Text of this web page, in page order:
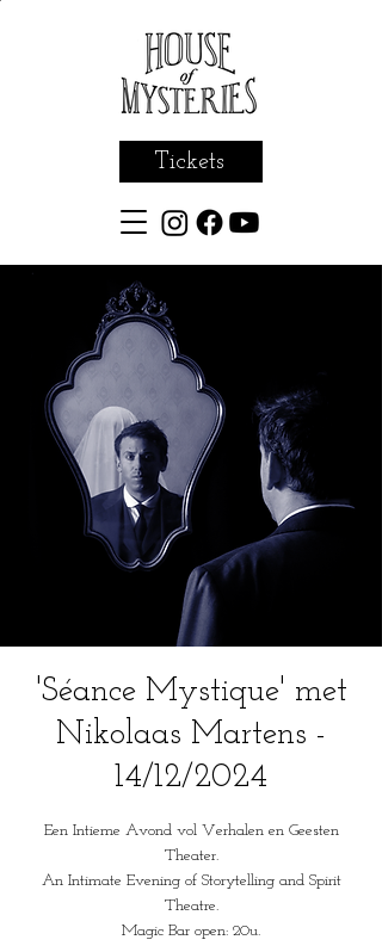
Tickets
'Séance Mystique' met
Nikolaas Martens -
14/12/2024
Een Intieme Avond vol Verhalen en Geesten
Theater.
An Intimate Evening of Storytelling and Spirit
Theatre.
Magic Bar open: 20u.